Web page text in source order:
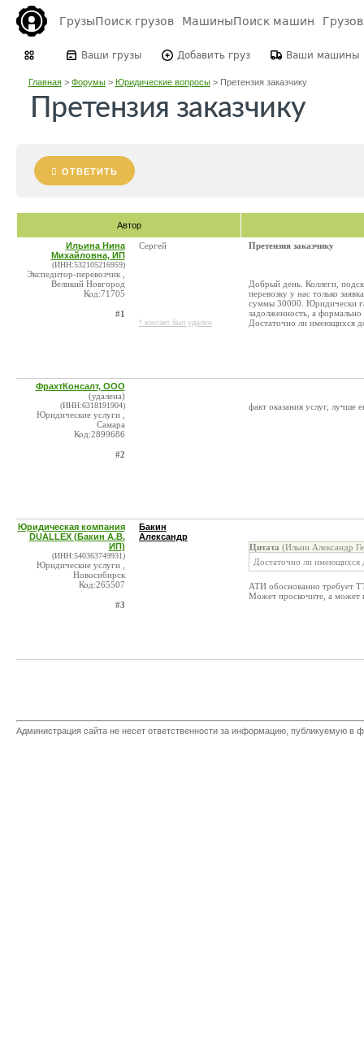
ГрузыПоиск грузов МашиныПоиск машин
Ваши грузы Добавить груз Ваши машины
Главная> Форумы> Юридические вопросы> Претензия заказчику
Претензия заказчику
ОТВЕТИТЬ
Автор
Ильина Нина
Михайловна, ИП
(ИНН:532105216959)
Экспедитор-перевозчик ,
Великий Новгород
Код:71705
#1
Сергей
* контакт был удален
Претензия заказчику
Добрый день. Коллеги,
перевозку у нас только
суммы 30000. Юридически
задолженность, а
Достаточно ли имеющихся
ФрахтКонсалт, ООО
(удалена)
(ИНН:6318191904)
Юридические услуги ,
Самара
Код:2899686
#2
факт оказания услуг, лучше
Юридическая компания
DUALLEX (Бакин А.В.
ИП)
(ИНН:540363749931)
Юридические услуги ,
Новосибирск
Код:265507
#3
Бакин
Александр
Цитата (Ильин Александр
Достаточно ли имеющихся
АТИ обоснованно требует
Может проскочите, а может
Администрация сайта не несет ответственности за информацию, публикуемую